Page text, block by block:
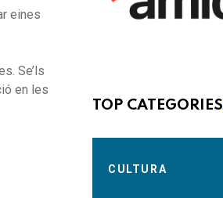
eines
Se’ls
en les
TOP CATEGORIES
CULTURA